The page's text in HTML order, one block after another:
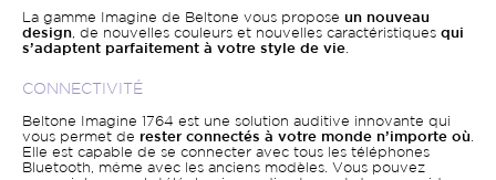
La gamme Imagine de Beltone vous propose un nouveau
design , de nouvelles couleurs et nouvelles caractéristiques qui
s’adaptent parfaitement à votre style de vie
CONNECTIVITÉ
Beltone Imagine 1764 est une solution auditive innovante qui
vous permet de rester connectés à votre monde n’importe où
Elle est capable de se connecter avec tous les téléphones
Bluetooth, même avec les anciens modèles. Vous pouvez